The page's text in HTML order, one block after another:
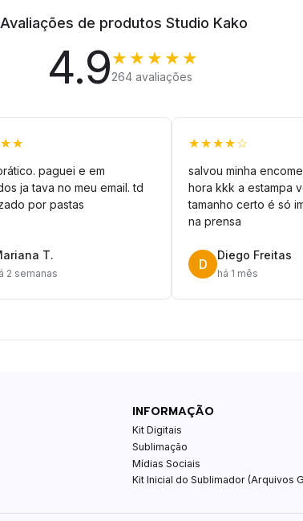
Avaliações de produtos Studio Kako
4.9★★★★★
264 avaliações
paguei e em
ja tava no meu email. td
por pastas
T.
2 semanas
★★★★☆
salvou minha
hora kkk a estampa
tamanho certo é só
na prensa
D
Diego Freitas
há 1 mês
INFORMAÇÃO
Kit Digitais
Sublimação
Mídias Sociais
Kit Inicial do Sublimador (Arquivos